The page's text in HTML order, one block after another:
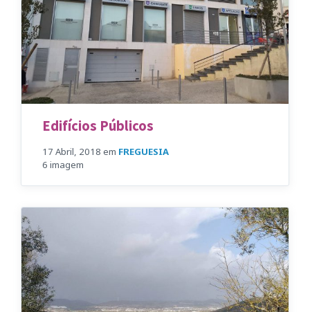
Edifícios Públicos
17 Abril, 2018 em FREGUESIA
6 imagem